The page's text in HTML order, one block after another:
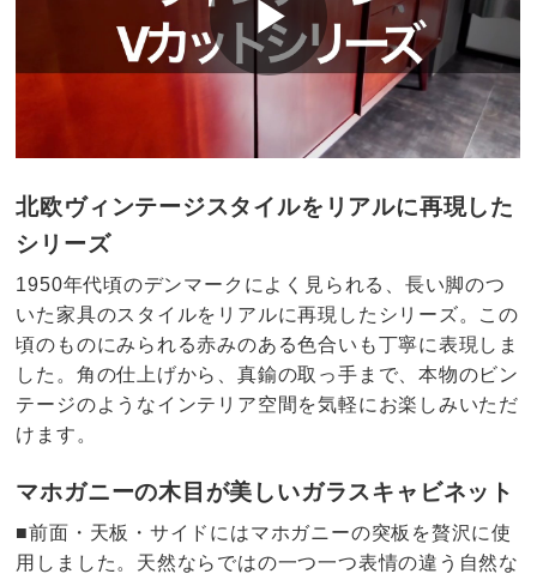
北欧ヴィンテージスタイルをリアルに再現した
シリーズ
1950年代頃のデンマークによく見られる、長い脚のつ
いた家具のスタイルをリアルに再現したシリーズ。この
頃のものにみられる赤みのある色合いも丁寧に表現しま
した。角の仕上げから、真鍮の取っ手まで、本物のビン
テージのようなインテリア空間を気軽にお楽しみいただ
けます。
マホガニーの木目が美しいガラスキャビネット
■前面・天板・サイドにはマホガニーの突板を贅沢に使
用しました。天然ならではの一つ一つ表情の違う自然な